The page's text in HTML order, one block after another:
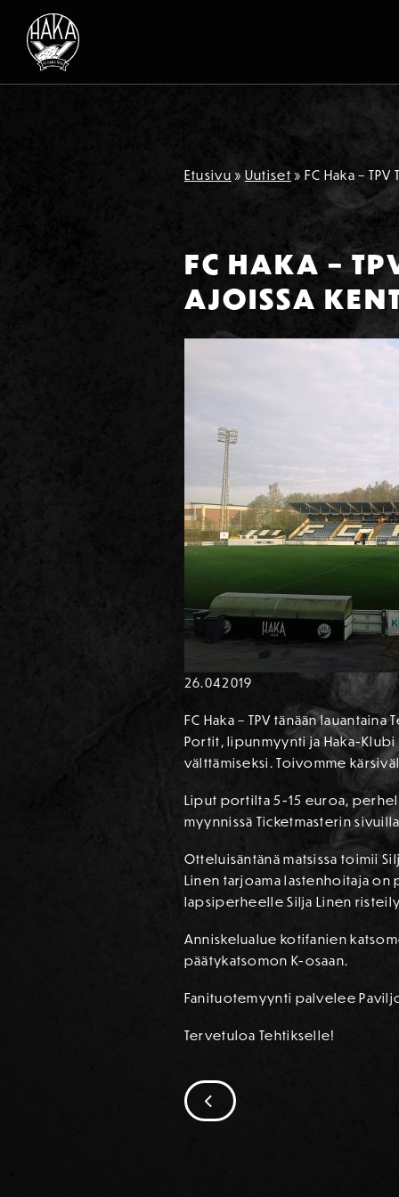
Siirry sisältöön
Etusivu » Uutiset » FC Haka –
FC HAKA –
AJOISSA
26.042019
FC Haka – TPV tänään lauantaina
Portit, lipunmyynti ja Haka-
välttämiseksi. Toivomme
Liput portilta 5-15 euroa,
myynnissä Ticketmasterin
Otteluisäntänä matsissa toimii
Linen tarjoama lastenhoitaja on
lapsiperheelle Silja Linen
Anniskelualue kotifanien
päätykatsomon K-osaan.
Fanituotemyynti palvelee
Tervetuloa Tehtikselle!
SIIRRY EDELLISEEN